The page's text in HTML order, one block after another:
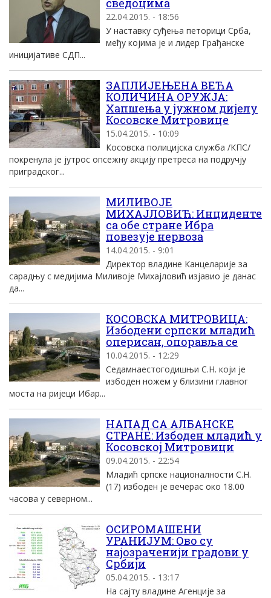
сведоцима
22.04.2015. - 18:56
У наставку суђења петорици Срба,
међу којима је и лидер Грађанске
иницијативе СДП...
ЗАПЛИЈЕЊЕНА ВЕЋА
КОЛИЧИНА ОРУЖЈА:
Хапшења у јужном дијелу
Косовске Митровице
15.04.2015. - 10:09
Косовска полицијска служба /КПС/
покренула је јутрос опсежну акцију претреса на подручју
приградског...
МИЛИВОЈЕ
МИХАЈЛОВИЋ: Инциденте
са обе стране Ибра
повезује нервоза
14.04.2015. - 9:01
Директор владине Канцеларије за
сарадњу с медијима Миливоје Михајловић изјавио је данас
да...
КОСОВСКА МИТРОВИЦА:
Избодени српски младић
оперисан, опоравља се
10.04.2015. - 12:29
Седамнаестогодишњи С.Н. који је
избоден ножем у близини главног
моста на ријеци Ибар...
НАПАД СА АЛБАНСКЕ
СТРАНЕ: Избоден младић у
Косовској Митровици
09.04.2015. - 22:54
Младић српске националности С.Н.
(17) избоден је вечерас око 18.00
часова у северном...
ОСИРОМАШЕНИ
УРАНИЈУМ: Ово су
најозраченији градови у
Србији
05.04.2015. - 13:17
На сајту владине Агенције за